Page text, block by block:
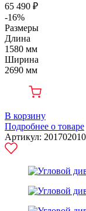
65 490 ₽
-16%
Размеры
Длина
1580 мм
Ширина
2690 мм
В корзину
Подробнее о товаре
Артикул: